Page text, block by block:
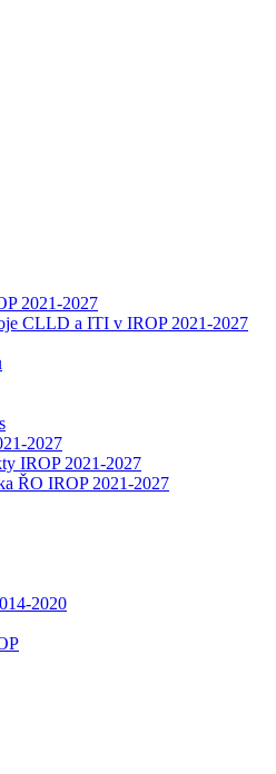
2021-2027
CLLD a ITI v IROP 2021-2027
2027
IROP 2021-2027
ŘO IROP 2021-2027
2020